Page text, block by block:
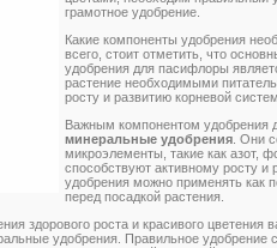
грамотное удобрение.
Какие компоненты удобрения
всего, стоит отметить, что
удобрения для пасифлоры
растение необходимыми
росту и развитию корневой
Важным компонентом удобрения
минеральные удобрения . Они
микроэлементы, такие как азот,
способствуют активному росту
удобрения можно применять как
перед посадкой растения.
здорового роста и красивого
удобрения. Правильное удобрение